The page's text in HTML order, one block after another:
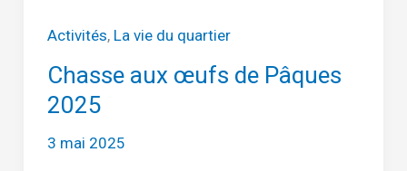
Activités, La vie du quartier
Chasse aux œufs de Pâques
2025
3 mai 2025